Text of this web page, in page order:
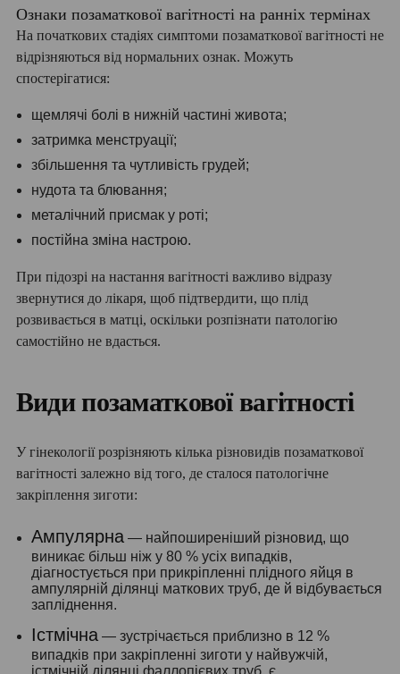
Ознаки позаматкової вагітності на ранніх термінах
На початкових стадіях симптоми позаматкової вагітності не
відрізняються від нормальних ознак. Можуть
спостерігатися:
щемлячі болі в нижній частині живота;
затримка менструації;
збільшення та чутливість грудей;
нудота та блювання;
металічний присмак у роті;
постійна зміна настрою.
При підозрі на настання вагітності важливо відразу
звернутися до лікаря, щоб підтвердити, що плід
розвивається в матці, оскільки розпізнати патологію
самостійно не вдасться.
Види позаматкової вагітності
У гінекології розрізняють кілька різновидів позаматкової
вагітності залежно від того, де сталося патологічне
закріплення зиготи:
Ампулярна— найпоширеніший різновид, що
виникає більш ніж у 80 % усіх випадків,
діагностується при прикріпленні плідного яйця в
ампулярній ділянці маткових труб, де й відбувається
запліднення.
Істмічна— зустрічається приблизно в 12 %
випадків при закріпленні зиготи у найвужчій,
істмічній ділянці фаллопієвих труб, є